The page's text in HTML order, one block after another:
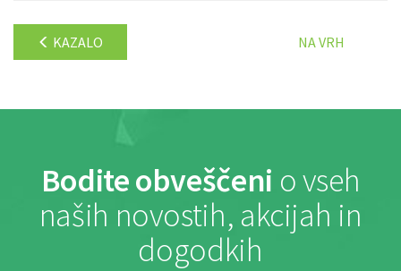
KAZALO NA VRH
Bodite obveščeni o vseh
naših novostih, akcijah in
dogodkih